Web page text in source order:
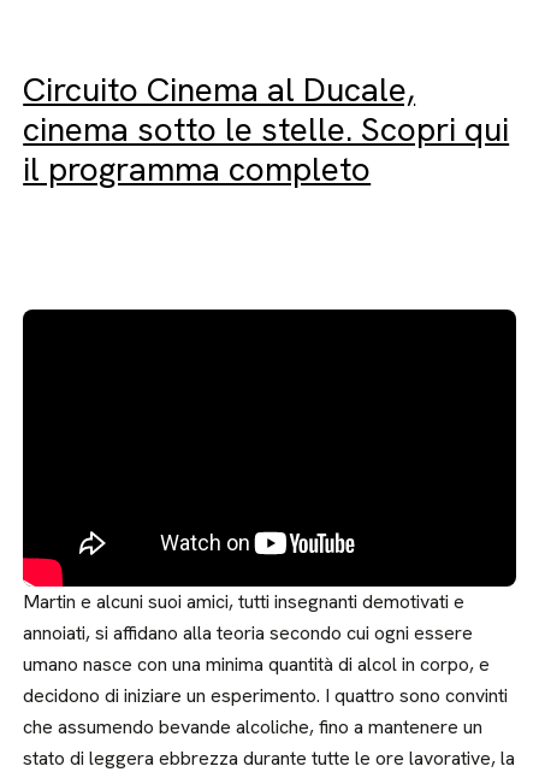
Circuito Cinema al Ducale,
cinema sotto le stelle. Scopri qui
il programma completo
Martin e alcuni suoi amici, tutti insegnanti demotivati e
annoiati, si affidano alla teoria secondo cui ogni essere
umano nasce con una minima quantità di alcol in corpo, e
decidono di iniziare un esperimento. I quattro sono convinti
che assumendo bevande alcoliche, fino a mantenere un
stato di leggera ebbrezza durante tutte le ore lavorative, la